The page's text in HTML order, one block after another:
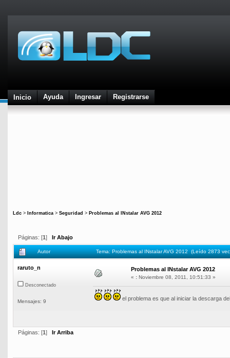
Inicio Ayuda Ingresar Registrarse
Ldc > Informatica > Seguridad > Problemas al INstalar AVG 2012
Páginas: [1 ] Ir Abajo
Autor Tema: Problemas al INstalar AVG 2012 (Leído 2873
raruto_n
Desconectado
Mensajes: 9
Problemas al INstalar AVG 2012
« : Noviembre 08, 2011, 10:51:33 »
el problema es que al iniciar la descarga
Páginas: [1 ] Ir Arriba